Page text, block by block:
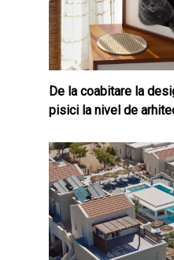
De la coabitare la
pisici la nivel de